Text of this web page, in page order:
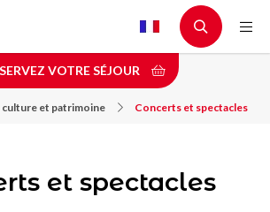
VOTRE SÉJOUR
et patrimoine Concerts et spectacles
et spectacles